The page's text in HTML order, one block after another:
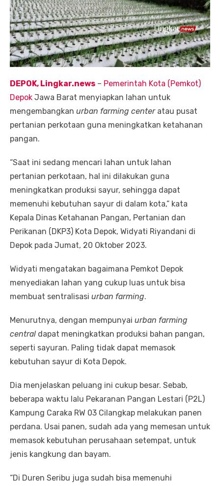
DEPOK, Lingkar.news – Pemerintah Kota (Pemkot)
Depok Jawa Barat menyiapkan lahan untuk
mengembangkan urban farming centeratau pusat
pertanian perkotaan guna meningkatkan ketahanan
pangan.
“Saat ini sedang mencari lahan untuk lahan
pertanian perkotaan, hal ini dilakukan guna
meningkatkan produksi sayur, sehingga dapat
memenuhi kebutuhan sayur di dalam kota,” kata
Kepala Dinas Ketahanan Pangan, Pertanian dan
Perikanan (DKP3) Kota Depok, Widyati Riyandani di
Depok pada Jumat, 20 Oktober 2023.
Widyati mengatakan bagaimana Pemkot Depok
menyediakan lahan yang cukup luas untuk bisa
membuat sentralisasi urban farming.
Menurutnya, dengan mempunyai urban farming
central dapat meningkatkan produksi bahan pangan,
seperti sayuran. Paling tidak dapat memasok
kebutuhan sayur di Kota Depok.
Dia menjelaskan peluang ini cukup besar. Sebab,
beberapa waktu lalu Pekaranan Pangan Lestari (P2L)
Kampung Caraka RW 03 Cilangkap melakukan panen
perdana. Usai panen, sudah ada yang memesan untuk
memasok kebutuhan perusahaan setempat, untuk
jenis kangkung dan bayam.
“Di Duren Seribu juga sudah bisa memenuhi